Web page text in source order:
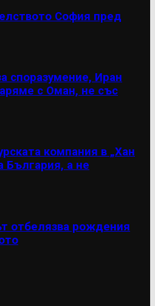
София пред
споразумение, Иран
с Оман, не със
компания в „Хан
България, а не
отбелязва рождения